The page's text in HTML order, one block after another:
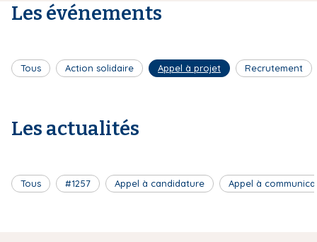
Les événements
Tous Action solidaire Appel à projet Recrutement
Les actualités
Tous #1257 Appel à candidature Appel à